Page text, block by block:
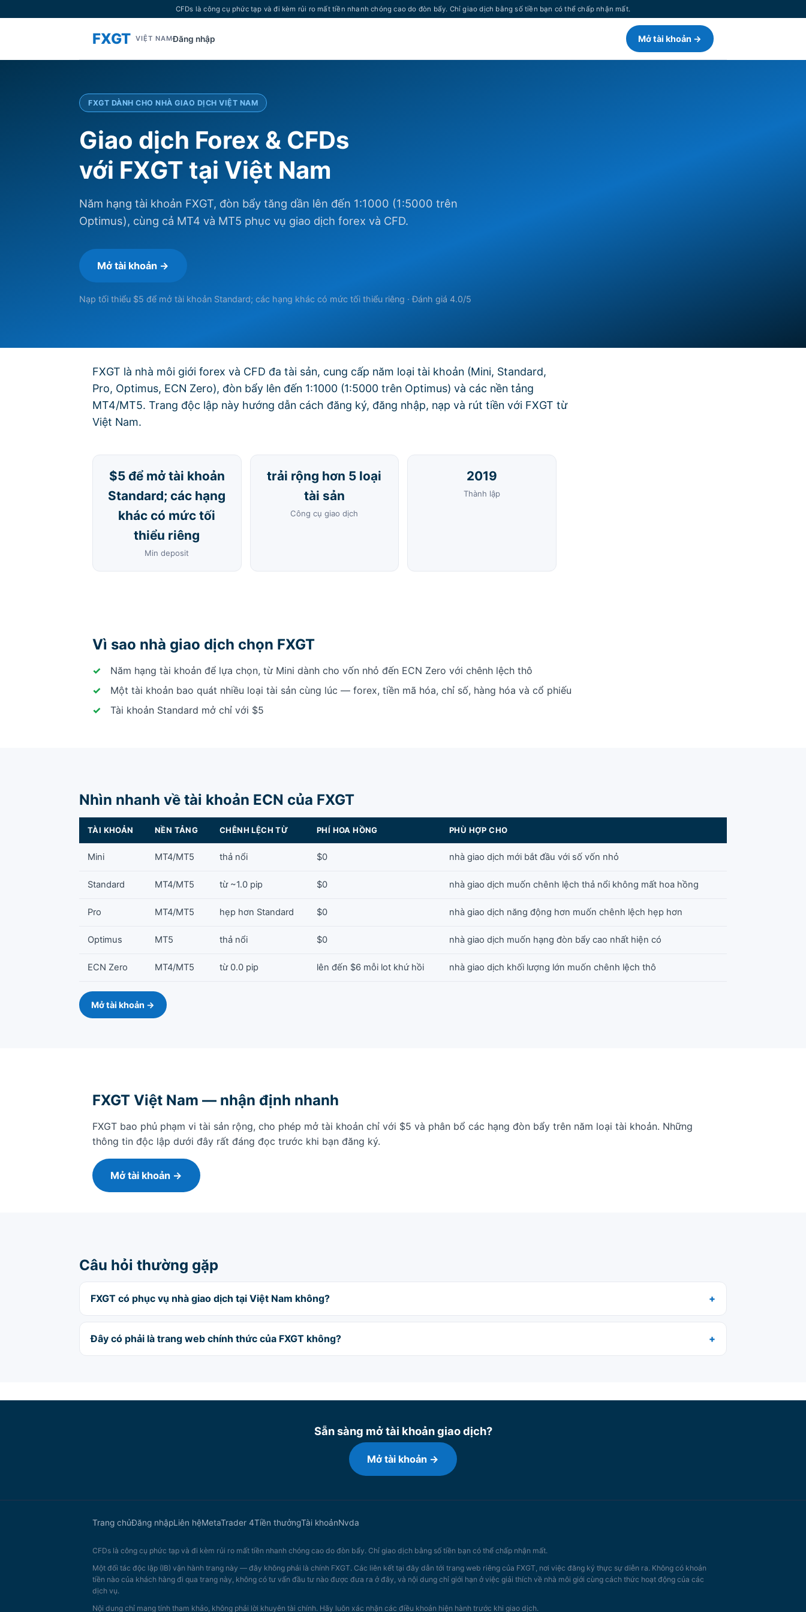
CFDs là công cụ phức tạp và đi kèm rủi ro mất tiền nhanh chóng cao do đòn bẩy. Chỉ giao dịch bằng số tiền bạn có thể chấp nhận mất.
FXGT VIỆT NAMĐăng nhập Mở tài khoản →
FXGT DÀNH CHO NHÀ GIAO DỊCH VIỆT NAM
Giao dịch Forex & CFDs
với FXGT tại Việt Nam
Năm hạng tài khoản FXGT, đòn bẩy tăng dần lên đến 1:1000 (1:5000 trên
Optimus), cùng cả MT4 và MT5 phục vụ giao dịch forex và CFD.
Mở tài khoản →
Nạp tối thiểu $5 để mở tài khoản Standard; các hạng khác có mức tối thiểu riêng · Đánh giá 4.0/5
FXGT là nhà môi giới forex và CFD đa tài sản, cung cấp năm loại tài khoản (Mini, Standard,
Pro, Optimus, ECN Zero), đòn bẩy lên đến 1:1000 (1:5000 trên Optimus) và các nền tảng
MT4/MT5. Trang độc lập này hướng dẫn cách đăng ký, đăng nhập, nạp và rút tiền với FXGT từ
Việt Nam.
$5 để mở tài khoản
Standard; các hạng
khác có mức tối
thiểu riêng
Min deposit
trải rộng hơn 5 loại
tài sản
Công cụ giao dịch
2019
Thành lập
Vì sao nhà giao dịch chọn FXGT
Năm hạng tài khoản để lựa chọn, từ Mini dành cho vốn nhỏ đến ECN Zero với chênh lệch thô
Một tài khoản bao quát nhiều loại tài sản cùng lúc — forex, tiền mã hóa, chỉ số, hàng hóa và cổ phiếu
Tài khoản Standard mở chỉ với $5
Nhìn nhanh về tài khoản ECN của FXGT
TÀI KHOẢN NỀN TẢNG CHÊNH LỆCH TỪ PHÍ HOA HỒNG PHÙ HỢP CHO
Mini MT4/MT5 thả nổi $0 nhà giao dịch mới bắt đầu với số vốn nhỏ
Standard MT4/MT5 từ ~1.0 pip $0 nhà giao dịch muốn chênh lệch thả nổi không mất hoa hồng
Pro MT4/MT5 hẹp hơn Standard $0 nhà giao dịch năng động hơn muốn chênh lệch hẹp hơn
Optimus MT5 thả nổi $0 nhà giao dịch muốn hạng đòn bẩy cao nhất hiện có
ECN Zero MT4/MT5 từ 0.0 pip lên đến $6 mỗi lot khứ hồi nhà giao dịch khối lượng lớn muốn chênh lệch thô
Mở tài khoản →
FXGT Việt Nam — nhận định nhanh
FXGT bao phủ phạm vi tài sản rộng, cho phép mở tài khoản chỉ với $5 và phân bổ các hạng đòn bẩy trên năm loại tài khoản. Những
thông tin độc lập dưới đây rất đáng đọc trước khi bạn đăng ký.
Mở tài khoản →
Câu hỏi thường gặp
FXGT có phục vụ nhà giao dịch tại Việt Nam không?
Đây có phải là trang web chính thức của FXGT không?
Sẵn sàng mở tài khoản giao dịch?
Mở tài khoản →
Trang chủĐăng nhậpLiên hệMetaTrader 4Tiền thưởngTài khoảnNvda
CFDs là công cụ phức tạp và đi kèm rủi ro mất tiền nhanh chóng cao do đòn bẩy. Chỉ giao dịch bằng số tiền bạn có thể chấp nhận mất.
Một đối tác độc lập (IB) vận hành trang này — đây không phải là chính FXGT. Các liên kết tại đây dẫn tới trang web riêng của FXGT, nơi việc đăng ký thực sự diễn ra. Không có khoản
tiền nào của khách hàng đi qua trang này, không có tư vấn đầu tư nào được đưa ra ở đây, và nội dung chỉ giới hạn ở việc giải thích về nhà môi giới cùng cách thức hoạt động của các
dịch vụ.
Nội dung chỉ mang tính tham khảo, không phải lời khuyên tài chính. Hãy luôn xác nhận các điều khoản hiện hành trước khi giao dịch.